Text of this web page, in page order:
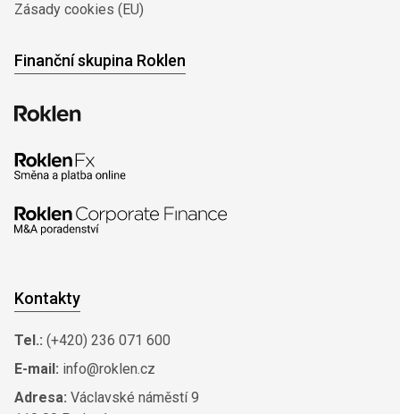
Zásady cookies (EU)
Finanční skupina Roklen
Kontakty
Tel.: (+420) 236 071 600
E-mail: info@roklen.cz
Adresa: Václavské náměstí 9